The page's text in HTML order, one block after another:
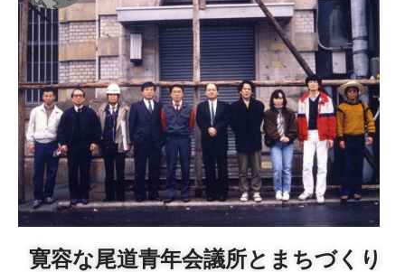
寛容な尾道青年会議所とまちづくり